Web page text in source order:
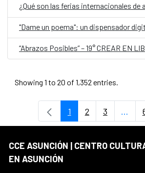
¿Qué son las ferias internacionales de
“Abrazos Posibles” – 19° CREAR EN
Showing 1 to 20 of 1,352 entries.
Page
1 Page
2 Page
3 ...
CCE ASUNCIÓN | CENTRO
EN ASUNCIÓN